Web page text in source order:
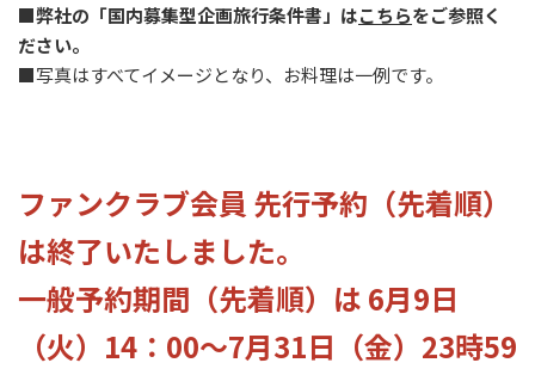
■弊社の「国内募集型企画旅行条件書」はこちらをご参照く
ださい。
■写真はすべてイメージとなり、お料理は一例です。
ファンクラブ会員 先行予約（先着順）
は終了いたしました。
一般予約期間（先着順）は 6月9日
（火）14：00～7月31日（金）23時59